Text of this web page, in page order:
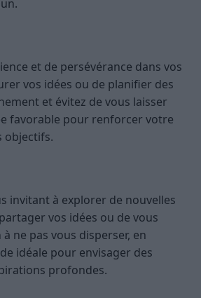
et de persévérance dans vos
vos idées ou de planifier des
et évitez de vous laisser
favorable pour renforcer votre
objectifs.
invitant à explorer de nouvelles
vos idées ou de vous
ne pas vous disperser, en
idéale pour envisager des
profondes.